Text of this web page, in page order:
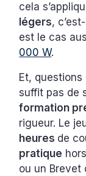
cela
légers,
est le cas
000 W.
Et,
suffit pas de
formation
rigueur. Le
heures de
pratique
ou un Brevet